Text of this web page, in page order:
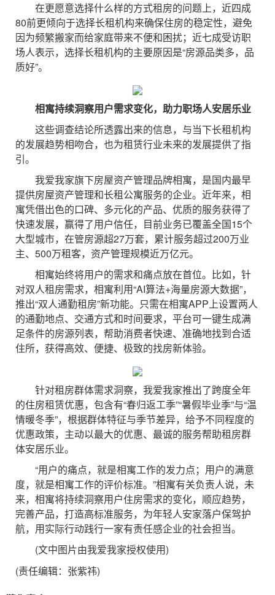
在更愿意选择什么样的方式租房的问题上，近四成
80前更倾向于选择长租机构来确保住房的稳定性，避免
因为频繁搬家而给家庭带来不便和困扰；近七成受访职
场人表示，选择长租机构的主要原因是“房源品类多，品
质好”。
相寓持续洞察用户需求变化，助力职场人安居乐业
这些调查结论所透露出来的信息，与当下长租机构
的发展趋势相吻合，也为租赁行业未来的发展提供了指
引。
我爱我家旗下房屋资产管理品牌相寓，是国内最早
提供房屋资产管理和长租公寓服务的企业。近年来，相
寓凭借出色的口碑、多元化的产品、优质的服务获得了
快速发展，赢得了用户信任，目前业务已覆盖全国15个
大型城市，在管房源超27万套，累计服务超过200万业
主、500万租客，资产管理规模近万亿元。
相寓始终将用户的需求和痛点放在首位。比如，针
对双人租房需求，相寓利用“AI算法+海量房源大数据”，
推出“双人通勤租房”新功能。只需在相寓APP上设置两人
的通勤地点、交通方式和时间要求，平台可一键生成满
足条件的房源列表，帮助消费者快速、准确地找到合适
住所，获得高效、便捷、极致的找房新体验。
针对租房群体需求洞察，我爱我家推出了跨度全年
的住房租赁优惠，包含有“春归返工季”“暑假毕业季”与“温
情暖冬季”，根据群体特征与季节差异，给予不同程度的
优惠政策，主动以最大的优惠、最诚的服务帮助租房群
体安居乐业。
“用户的痛点，就是相寓工作的发力点；用户的满意
度，就是相寓工作的评价标准。”相寓有关负责人说，未
来，相寓将持续洞察用户住房需求的变化，顺应趋势，
完善产品，打造高标准服务，为年轻人安家落户保驾护
航，用实际行动践行一家有责任感企业的社会担当。
(文中图片由我爱我家授权使用)
(责任编辑：张紫祎)